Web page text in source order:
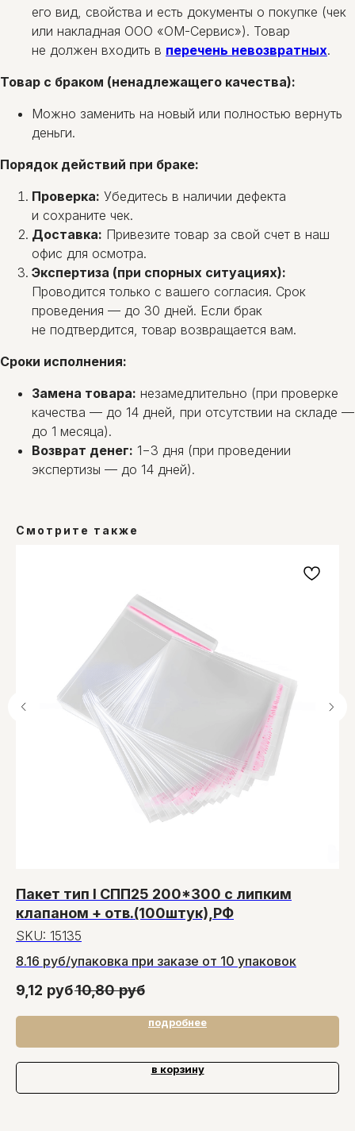
его вид, свойства и есть документы о покупке (чек
или накладная ООО «ОМ-Сервис»). Товар
не должен входить в перечень невозвратных.
Товар с браком (ненадлежащего качества):
Можно заменить на новый или полностью вернуть
деньги.
Порядок действий при браке:
Проверка: Убедитесь в наличии дефекта
и сохраните чек.
Доставка: Привезите товар за свой счет в наш
офис для осмотра.
Экспертиза (при спорных ситуациях):
Проводится только с вашего согласия. Срок
проведения — до 30 дней. Если брак
не подтвердится, товар возвращается вам.
Сроки исполнения:
Замена товара: незамедлительно (при проверке
качества — до 14 дней, при отсутствии на складе —
до 1 месяца).
Возврат денег: 1−3 дня (при проведении
экспертизы — до 14 дней).
Смотрите также
Пакет тип I СПП25 200*300 с липким
клапаном + отв.(100штук),РФ
SKU: 15135
8.16 руб/упаковка при заказе от 10 упаковок
9,12 руб10,80 руб
подробнее
в корзину